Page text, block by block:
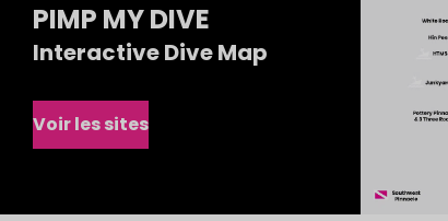
PIMP MY DIVE
Interactive Dive Map
Voir les sites